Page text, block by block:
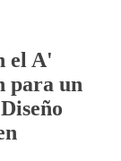
el A'
para un